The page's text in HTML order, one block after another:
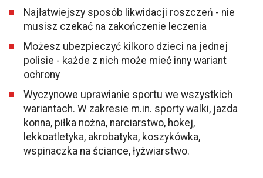
Najłatwiejszy sposób likwidacji roszczeń - nie
musisz czekać na zakończenie leczenia
Możesz ubezpieczyć kilkoro dzieci na jednej
polisie - każde z nich może mieć inny wariant
ochrony
Wyczynowe uprawianie sportu we wszystkich
wariantach. W zakresie m.in. sporty walki, jazda
konna, piłka nożna, narciarstwo, hokej,
lekkoatletyka, akrobatyka, koszykówka,
wspinaczka na ściance, łyżwiarstwo.